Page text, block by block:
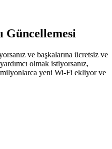
Güncellemesi
ve başkalarına ücretsiz ve
olmak istiyorsanız,
yeni Wi-Fi ekliyor ve